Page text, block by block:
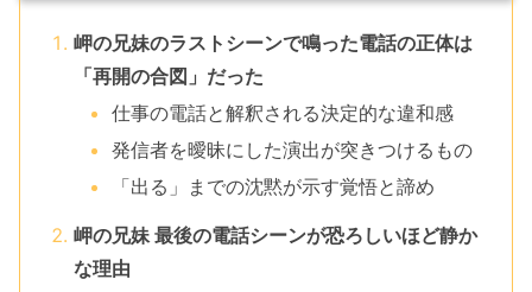
岬の兄妹のラストシーンで鳴った電話の正体は
「再開の合図」だった
仕事の電話と解釈される決定的な違和感
発信者を曖昧にした演出が突きつけるもの
「出る」までの沈黙が示す覚悟と諦め
岬の兄妹 最後の電話シーンが恐ろしいほど静か
な理由